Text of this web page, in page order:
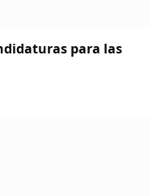
para las